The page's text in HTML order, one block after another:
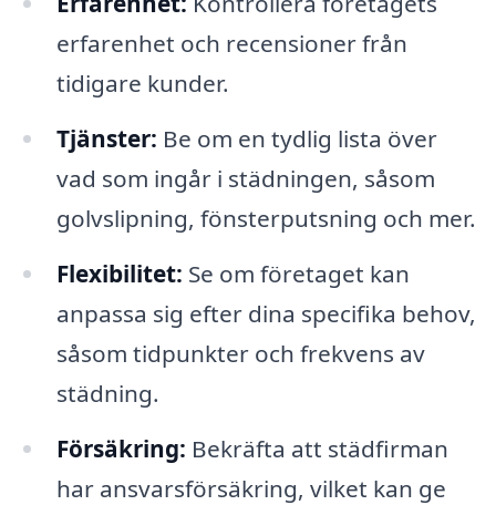
erfarenhet och recensioner från
tidigare kunder.
Tjänster: Be om en tydlig lista över
vad som ingår i städningen, såsom
golvslipning, fönsterputsning och mer.
Flexibilitet: Se om företaget kan
anpassa sig efter dina specifika behov,
såsom tidpunkter och frekvens av
städning.
Försäkring: Bekräfta att städfirman
har ansvarsförsäkring, vilket kan ge